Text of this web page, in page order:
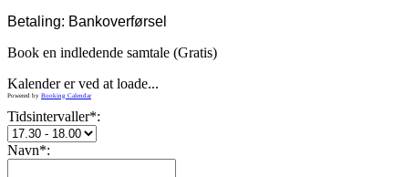
Betaling: Bankoverførsel
Book en indledende samtale (Gratis)
Kalender er ved at loade...
Powered by Booking Calendar
Tidsintervaller*:
Navn*: